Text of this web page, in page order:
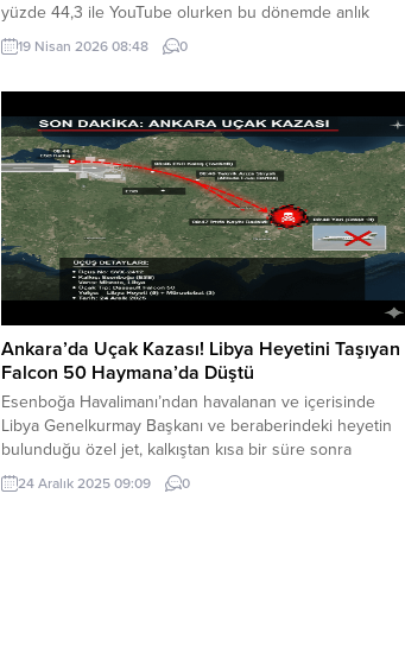
yüzde 44,3 ile YouTube olurken bu dönemde anlık
mesajlaşmada Instagram yüzde 64,1, internet üzerinden
sesli konuşmada ise WhatsApp yüzde 55,9 ile ilk sırada
19 Nisan 2026 08:48 0
Ankara’da Uçak Kazası! Libya Heyetini Taşıyan
Falcon 50 Haymana’da Düştü
Esenboğa Havalimanı’ndan havalanan ve içerisinde
Libya Genelkurmay Başkanı ve beraberindeki heyetin
bulunduğu özel jet, kalkıştan kısa bir süre sonra
radardan kaybolarak Haymana yakınlarında boş bir
araziye düştü. Olay yerinden ilk görüntüler gelmeye
24 Aralık 2025 09:09 0